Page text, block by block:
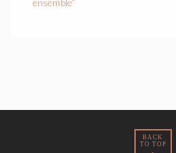
ensemble”
BACK
TO TOP